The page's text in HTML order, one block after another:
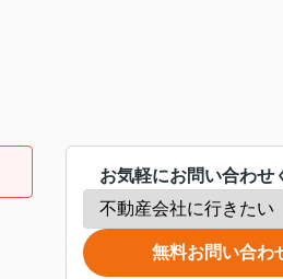
お気軽にお問い合わせ
無料お問い合わ